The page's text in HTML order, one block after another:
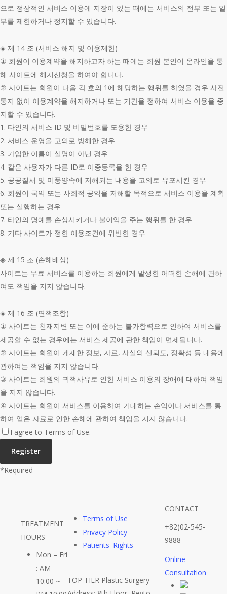
으로 정상적인 서비스 이용에 지장이 있는 때에는 서비스의 전부 또는 일
부를 제한하거나 정지할 수 있습니다.
◈ 제 14 조 (서비스 해지 및 이용제한)
① 회원이 이용계약을 해지하고자 하는 때에는 회원 본인이 온라인을 통
해 사이트에 해지신청을 하여야 합니다.
② 사이트는 회원이 다음 각 호의 1에 해당하는 행위를 하였을 경우 사전
통지 없이 이용계약을 해지하거나 또는 기간을 정하여 서비스 이용을 중
지할 수 있습니다.
1. 타인의 서비스 ID 및 비밀번호를 도용한 경우
2. 서비스 운영을 고의로 방해한 경우
3. 가입한 이름이 실명이 아닌 경우
4. 같은 사용자가 다른 ID로 이중등록을 한 경우
5. 공공질서 및 미풍양속에 저해되는 내용을 고의로 유포시킨 경우
6. 회원이 국익 또는 사회적 공익을 저해할 목적으로 서비스 이용을 계획
또는 실행하는 경우
7. 타인의 명예를 손상시키거나 불이익을 주는 행위를 한 경우
8. 기타 사이트가 정한 이용조건에 위반한 경우
◈ 제 15 조 (손해배상)
사이트는 무료 서비스를 이용하는 회원에게 발생한 어떠한 손해에 관하
여도 책임을 지지 않습니다.
◈ 제 16 조 (면책조항)
① 사이트는 천재지변 또는 이에 준하는 불가항력으로 인하여 서비스를
제공할 수 없는 경우에는 서비스 제공에 관한 책임이 면제됩니다.
② 사이트는 회원이 게재한 정보, 자료, 사실의 신뢰도, 정확성 등 내용에
관하여는 책임을 지지 않습니다.
③ 사이트는 회원의 귀책사유로 인한 서비스 이용의 장애에 대하여 책임
을 지지 않습니다.
④ 사이트는 회원이 서비스를 이용하여 기대하는 손익이나 서비스를 통
하여 얻은 자료로 인한 손해에 관하여 책임을 지지 않습니다.
I agree to Terms of Use.
*Required
TREATMENT
HOURS
Mon – Fri
: AM
10:00 ~
Terms of Use
Privacy Policy
Patients' Rights
TOP TIER Plastic Surgery
CONTACT
+82)02-545-
9888
Online
Consultation